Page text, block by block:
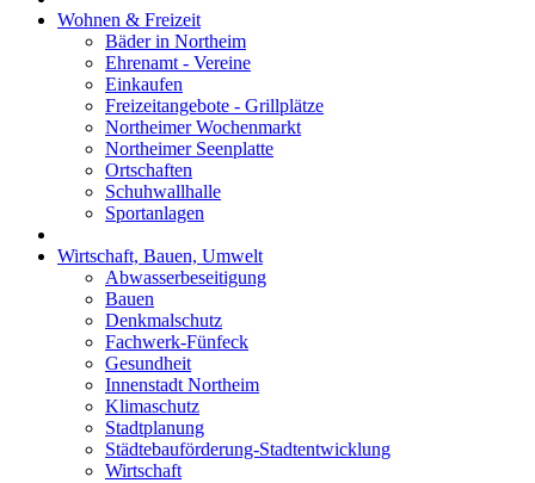
Wohnen & Freizeit
Bäder in Northeim
Ehrenamt - Vereine
Einkaufen
Freizeitangebote - Grillplätze
Northeimer Wochenmarkt
Northeimer Seenplatte
Ortschaften
Schuhwallhalle
Sportanlagen
Wirtschaft, Bauen, Umwelt
Abwasserbeseitigung
Bauen
Denkmalschutz
Fachwerk-Fünfeck
Gesundheit
Innenstadt Northeim
Klimaschutz
Stadtplanung
Städtebauförderung-Stadtentwicklung
Wirtschaft